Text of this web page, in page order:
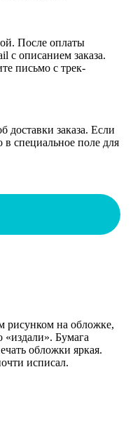
После оплаты
с описанием заказа.
письмо с трек-
доставки заказа. Если
в специальное поле для
рисунком на обложке,
«издали». Бумага
обложки яркая.
исписал.